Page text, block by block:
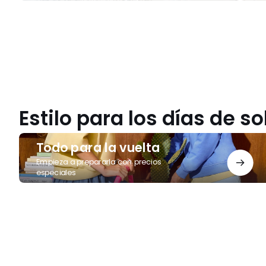
detiene
Estilo para los días de
Todo para la vuelta
Empieza a prepararla con precios
especiales
Todo
para
la
vuelta